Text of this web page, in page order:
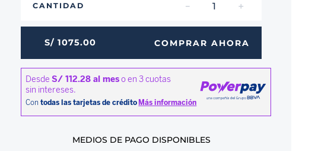
CANTIDAD ＋
－
S/ 1075.00 COMPRAR AHORA
MEDIOS DE PAGO DISPONIBLES